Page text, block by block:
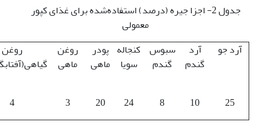
جدول 2- اجزا جیره (درصد) استفاده‌شده برای غذای کپور
معمولی
آرد جو
آرد
گندم
سبوس
گندم
کنجاله
سویا
پودر
ماهی
روغن
ماهی
روغن
25
10
8
24
20
3
4